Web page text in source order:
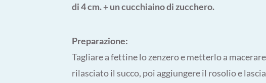
di 4 cm. + un cucchiaino di zucchero.
Preparazione:
Tagliare a fettine lo zenzero e metterlo a
rilasciato il succo, poi aggiungere il rosolio e